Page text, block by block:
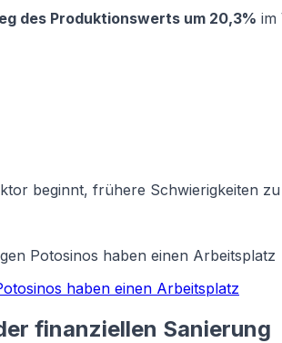
des Produktionswerts um 20,3% im
beginnt, frühere Schwierigkeiten
Potosinos haben einen Arbeitsplatz
haben einen Arbeitsplatz
finanziellen Sanierung